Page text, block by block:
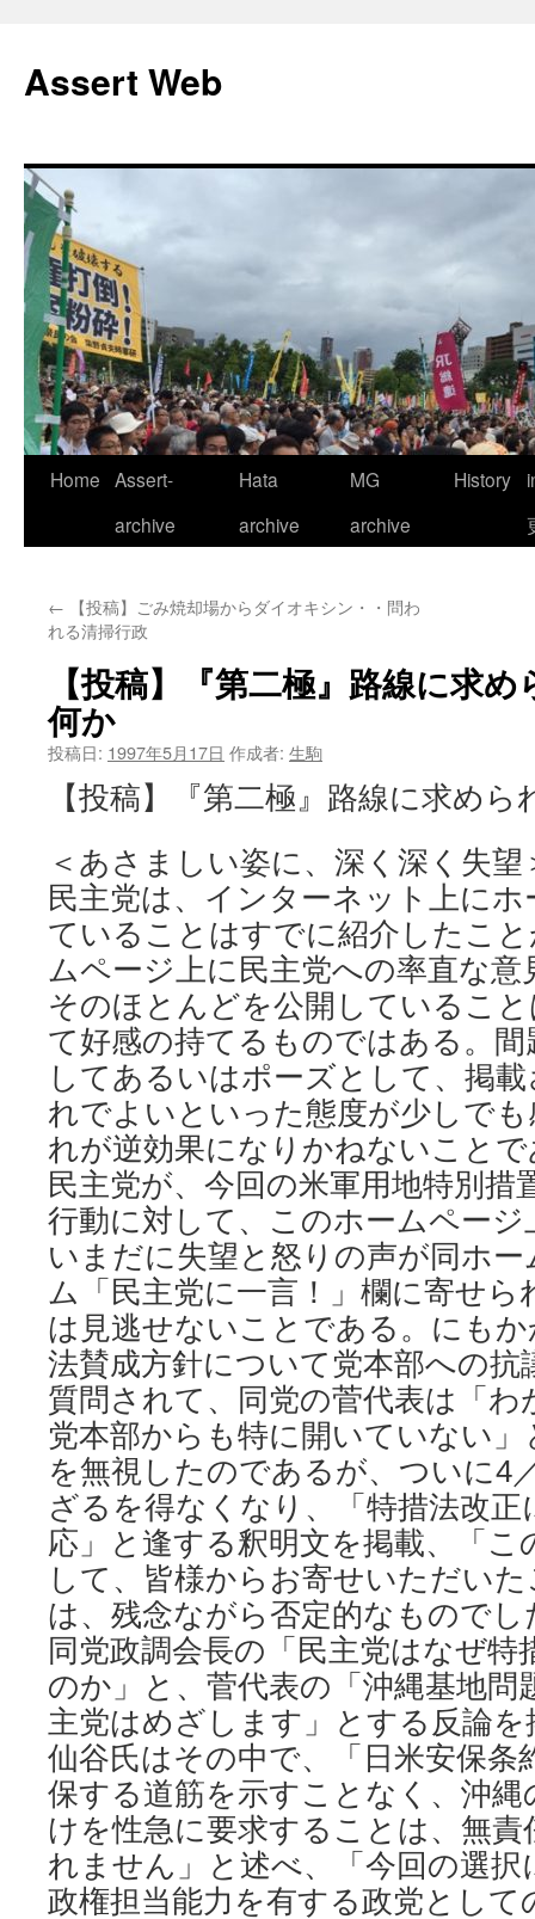
テ
ン
ス
キ
ッ
プ
Assert Web
Home Assert-
archive
Hata
archive
MG
archive
History
← 【投稿】ごみ焼却場からダイオキシン・・問わ
れる清掃行政
【投稿】『第二極』路線に求
何か
投稿日: 1997年5月17日 作成者: 生駒
【投稿】『第二極』路線に求め
＜あさましい姿に、深く深く失望
民主党は、インターネット上に
ていることはすでに紹介したこ
ムページ上に民主党への率直な
そのほとんどを公開しているこ
て好感の持てるものではある。
してあるいはポーズとして、掲
れでよいといった態度が少しで
れが逆効果になりかねないこと
民主党が、今回の米軍用地特別措
行動に対して、このホームペー
いまだに失望と怒りの声が同ホ
ム「民主党に一言！」欄に寄せ
は見逃せないことである。にも
法賛成方針について党本部への
質問されて、同党の菅代表は「わ
党本部からも特に開いていない
を無視したのであるが、ついに4
ざるを得なくなり、「特措法改
応」と逢する釈明文を掲載、「こ
して、皆様からお寄せいただい
は、残念ながら否定的なもので
同党政調会長の「民主党はなぜ特
のか」と、菅代表の「沖縄基地問
主党はめざします」とする反論を
仙谷氏はその中で、「日米安保条
保する道筋を示すことなく、沖縄
けを性急に要求することは、無
れません」と述べ、「今回の選
政権担当能力を有する政党として